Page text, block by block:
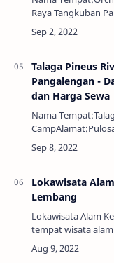
Raya Tangkuban
Kabupaten
(022) 27612816Jam
Talaga Pineus
Pangalengan -
dan Harga Sewa
Nama
Kabupaten
WIBHarga:Rp.
Lokawisata
Lembang
Lokawisata Alam
tempat wisata
tempat liburan
adalah kebun